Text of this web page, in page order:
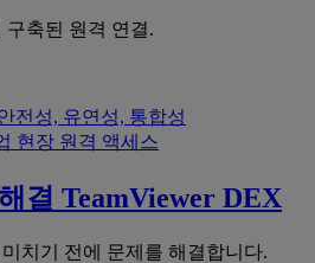
구축된 원격 연결.
전성, 유연성, 통합성
현장 원격 액세스
결 TeamViewer DEX
치기 전에 문제를 해결합니다.